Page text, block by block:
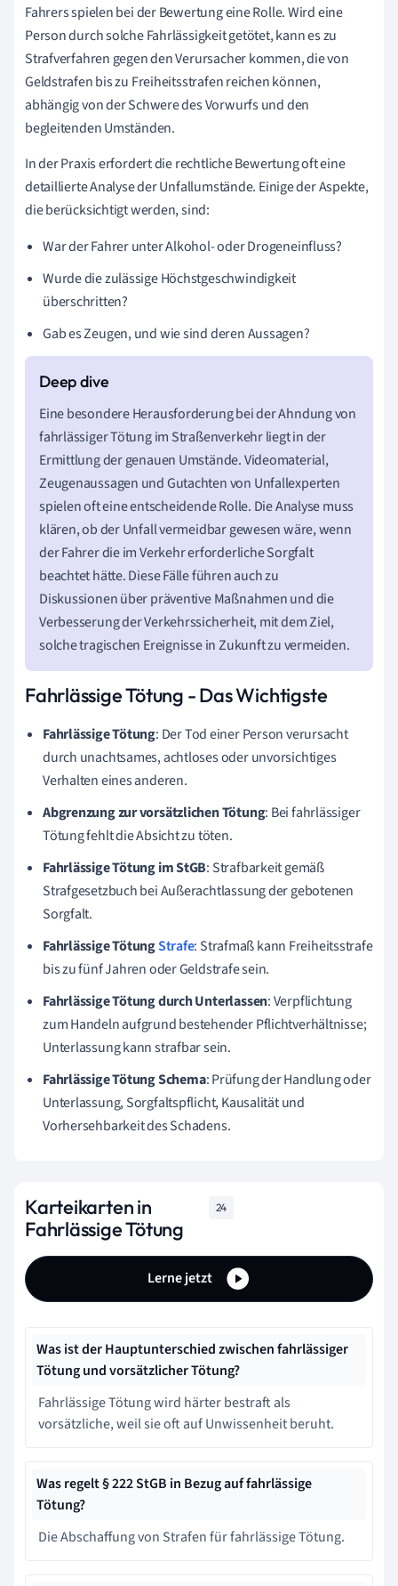
Fahrers spielen bei der Bewertung eine Rolle. Wird eine
Person durch solche Fahrlässigkeit getötet, kann es zu
Strafverfahren gegen den Verursacher kommen, die von
Geldstrafen bis zu Freiheitsstrafen reichen können,
abhängig von der Schwere des Vorwurfs und den
begleitenden Umständen.
In der Praxis erfordert die rechtliche Bewertung oft eine
detaillierte Analyse der Unfallumstände. Einige der Aspekte,
die berücksichtigt werden, sind:
War der Fahrer unter Alkohol- oder Drogeneinfluss?
Wurde die zulässige Höchstgeschwindigkeit
überschritten?
Gab es Zeugen, und wie sind deren Aussagen?
Eine besondere Herausforderung bei der Ahndung von
fahrlässiger Tötung im Straßenverkehr liegt in der
Ermittlung der genauen Umstände. Videomaterial,
Zeugenaussagen und Gutachten von Unfallexperten
spielen oft eine entscheidende Rolle. Die Analyse muss
klären, ob der Unfall vermeidbar gewesen wäre, wenn
der Fahrer die im Verkehr erforderliche Sorgfalt
beachtet hätte. Diese Fälle führen auch zu
Diskussionen über präventive Maßnahmen und die
Verbesserung der Verkehrssicherheit, mit dem Ziel,
solche tragischen Ereignisse in Zukunft zu vermeiden.
Fahrlässige Tötung - Das Wichtigste
Fahrlässige Tötung: Der Tod einer Person verursacht
durch unachtsames, achtloses oder unvorsichtiges
Verhalten eines anderen.
Abgrenzung zur vorsätzlichen Tötung: Bei fahrlässiger
Tötung fehlt die Absicht zu töten.
Fahrlässige Tötung im StGB: Strafbarkeit gemäß
Strafgesetzbuch bei Außerachtlassung der gebotenen
Sorgfalt.
Fahrlässige TötungStrafe: Strafmaß kann Freiheitsstrafe
bis zu fünf Jahren oder Geldstrafe sein.
Fahrlässige Tötung durch Unterlassen: Verpflichtung
zum Handeln aufgrund bestehender Pflichtverhältnisse;
Unterlassung kann strafbar sein.
Fahrlässige Tötung Schema: Prüfung der Handlung oder
Unterlassung, Sorgfaltspflicht, Kausalität und
Vorhersehbarkeit des Schadens.
Karteikarten in
Fahrlässige Tötung
24
Lerne jetzt
Was ist der Hauptunterschied zwischen fahrlässiger
Tötung und vorsätzlicher Tötung?
Fahrlässige Tötung wird härter bestraft als
vorsätzliche, weil sie oft auf Unwissenheit beruht.
Was regelt § 222 StGB in Bezug auf fahrlässige
Tötung?
Die Abschaffung von Strafen für fahrlässige Tötung.